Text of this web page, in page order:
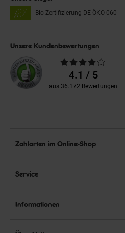
Bio Zertifizierung DE-ÖKO-060
Unsere Kundenbewertungen
Durchschnittliche
Bewertungen4.1 / 5
aus 36.172 Bewertungen
Zahlarten im Online-Shop
Service
Informationen